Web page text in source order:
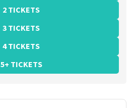
2 TICKETS
3 TICKETS
4 TICKETS
5+ TICKETS